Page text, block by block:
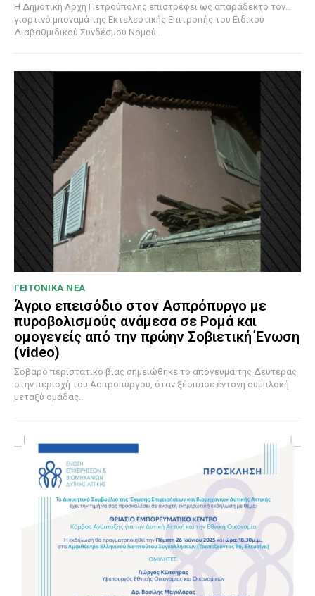
Η Δημοτική Αρχή Πετρούπολης επιστρέφει ως απαράδεκτο τον…
γιορτινό μποναμά της Εκτελεστικής Επιτροπής του Ειδικού
Διαβαθμιδικού Συνδέσμου Νομού...
ΓΕΙΤΟΝΙΚΑ ΝΕΑ
Άγριο επεισόδιο στον Ασπρόπυργο με
πυροβολισμούς ανάμεσα σε Ρομά και
ομογενείς από την πρώην Σοβιετική Ένωση
(video)
Σοβαρό περιστατικό βίας σημειώθηκε το απόγευμα της Δευτέρας
στην περιοχή του Ασπροπύργου, όταν ξέσπασε έντονη συμπλοκή
μεταξύ ομάδας...